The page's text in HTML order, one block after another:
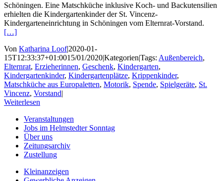
Schöningen. Eine Matschküche inklusive Koch- und Backutensilien
erhielten die Kindergartenkinder der St. Vincenz-
Kindergarteneinrichtung in Schöningen vom Elternrat-Vorstand.
[…]
Von Katharina Loof|2020-01-
15T12:33:37+01:0015/01/2020|Kategorien|Tags: Außenbereich,
Elternrat, Erzieherinnen, Geschenk, Kindergarten,
Kindergartenkinder, Kindergartenplätze, Krippenkinder,
Matschküche aus Europaletten, Motorik, Spende, Spielgeräte, St.
Vincenz, Vorstand|
Weiterlesen
Veranstaltungen
Jobs im Helmstedter Sonntag
Über uns
Zeitungsarchiv
Zustellung
Kleinanzeigen